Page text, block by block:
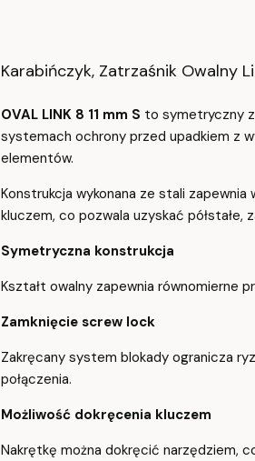
Karabińczyk, Zatrzaśnik Owalny
OVAL LINK 8 11 mm S to symetryczny
systemach ochrony przed upadkiem z
elementów.
Konstrukcja wykonana ze stali
kluczem, co pozwala uzyskać półstałe,
Symetryczna konstrukcja
Kształt owalny zapewnia równomierne
Zamknięcie screw lock
Zakręcany system blokady ogranicza
połączenia.
Możliwość dokręcenia kluczem
Nakrętkę można dokręcić narzędziem,